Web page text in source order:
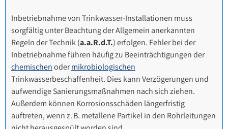
Inbetriebnahme von Trinkwasser-Installationen muss
sorgfältig unter Beachtung der Allgemein anerkannten
Regeln der Technik (a.a.R.d.T.) erfolgen. Fehler bei der
Inbetriebnahme führen häufig zu Beeinträchtigungen der
chemischenodermikrobiologischen
Trinkwasserbeschaffenheit. Dies kann Verzögerungen und
aufwendige Sanierungsmaßnahmen nach sich ziehen.
Außerdem können Korrosionsschäden längerfristig
auftreten, wenn z. B. metallene Partikel in den Rohrleitungen